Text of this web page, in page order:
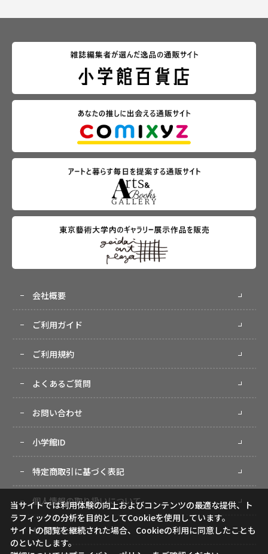
会社概要
ご利用ガイド
ご利用規約
よくあるご質問
お問い合わせ
小学館ID
特定商取引に基づく表記
個人情報の取り扱いについて
サイトマップ
当サイトでは利用体験の向上およびコンテンツの最適な提供、ト
ラフィックの分析を目的としてCookieを使用しています。
サイトの閲覧を継続された場合、Cookieの利用に同意したことも
のといたします。